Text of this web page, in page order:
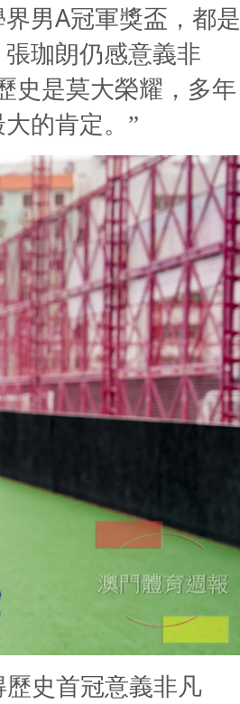
男A冠軍獎盃，都是
珈朗仍感意義非
史是莫大榮耀，多年
的肯定。”
史首冠意義非凡